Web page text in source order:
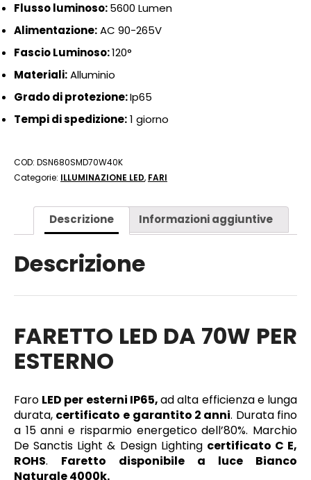
Flusso luminoso:5600 Lumen
Alimentazione:AC 90-265V
Fascio Luminoso:120°
Materiali:Alluminio
Grado di protezione:Ip65
Tempi di spedizione:1 giorno
COD: DSN680SMD70W40K
Categorie: ILLUMINAZIONE LED, FARI
Descrizione Informazioni aggiuntive
Descrizione
FARETTO LED DA 70W PER
ESTERNO
Faro LED per esterni IP65,ad alta efficienza e lunga
durata, certificato e garantito 2 anni. Durata fino
a 15 anni e risparmio energetico dell’80%. Marchio
De Sanctis Light & Design Lighting certificato C E,
ROHS. Faretto disponibile a luce Bianco
Naturale 4000k.